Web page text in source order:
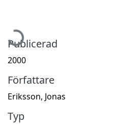
Publicerad
2000
Författare
Eriksson, Jonas
Typ